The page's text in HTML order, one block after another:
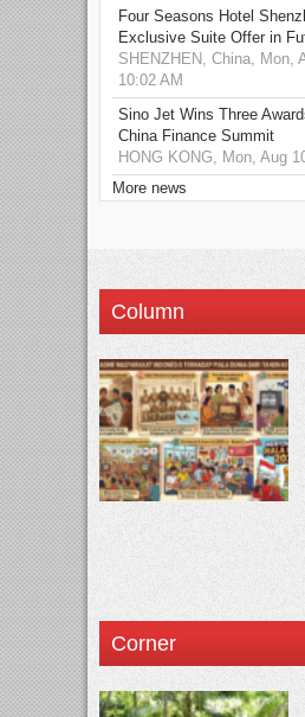
Four Seasons Hotel
Exclusive Suite Offer in
SHENZHEN, China, Mon,
10:02 AM
Sino Jet Wins Three
China Finance Summit
HONG KONG, Mon, Aug
More news
Column
Corner